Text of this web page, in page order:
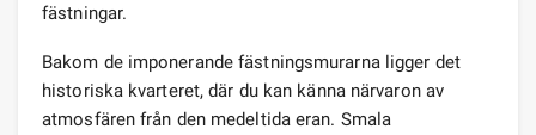
fästningar.
Bakom de imponerande fästningsmurarna ligger det
historiska kvarteret, där du kan känna närvaron av
atmosfären från den medeltida eran. Smala